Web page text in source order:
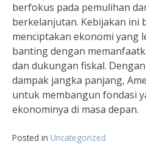
berfokus pada pemulihan
berkelanjutan. Kebijakan ini
menciptakan ekonomi yang
banting dengan
dan dukungan fiskal.
dampak jangka panjang,
untuk membangun fondasi
ekonominya di masa depan.
Posted in Uncategorized